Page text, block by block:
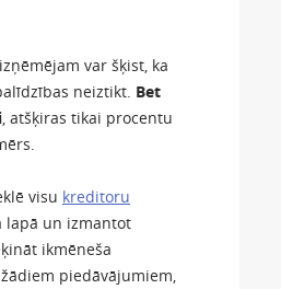
var šķist, ka
neiztikt. Bet
, atšķiras tikai procentu
visu kreditoru
lapā un izmantot
ikmēneša
piedāvājumiem,